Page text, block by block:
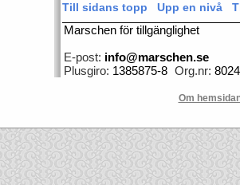
Till sidans topp Upp en nivå
Marschen för tillgänglighet
E-post: info@marschen.se
Plusgiro: 1385875-8 Org.nr:
Om